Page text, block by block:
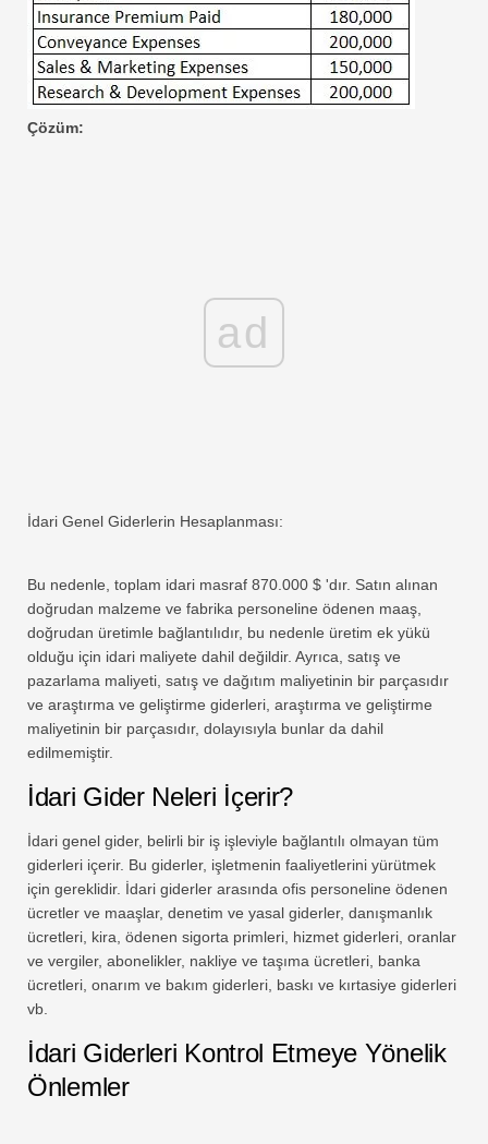
Çözüm:
ad
İdari Genel Giderlerin Hesaplanması:
Bu nedenle, toplam idari masraf 870.000 $ 'dır. Satın alınan
doğrudan malzeme ve fabrika personeline ödenen maaş,
doğrudan üretimle bağlantılıdır, bu nedenle üretim ek yükü
olduğu için idari maliyete dahil değildir. Ayrıca, satış ve
pazarlama maliyeti, satış ve dağıtım maliyetinin bir parçasıdır
ve araştırma ve geliştirme giderleri, araştırma ve geliştirme
maliyetinin bir parçasıdır, dolayısıyla bunlar da dahil
edilmemiştir.
İdari Gider Neleri İçerir?
İdari genel gider, belirli bir iş işleviyle bağlantılı olmayan tüm
giderleri içerir. Bu giderler, işletmenin faaliyetlerini yürütmek
için gereklidir. İdari giderler arasında ofis personeline ödenen
ücretler ve maaşlar, denetim ve yasal giderler, danışmanlık
ücretleri, kira, ödenen sigorta primleri, hizmet giderleri, oranlar
ve vergiler, abonelikler, nakliye ve taşıma ücretleri, banka
ücretleri, onarım ve bakım giderleri, baskı ve kırtasiye giderleri
vb.
İdari Giderleri Kontrol Etmeye Yönelik
Önlemler